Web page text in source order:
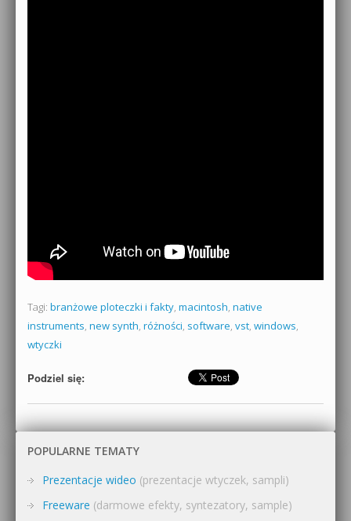
Tagi: branżowe ploteczki i fakty, macintosh, native
instruments, new synth, różności, software, vst, windows,
wtyczki
Podziel się:
POPULARNE TEMATY
Prezentacje wideo (prezentacje wtyczek, sampli)
Freeware (darmowe efekty, syntezatory, sample)